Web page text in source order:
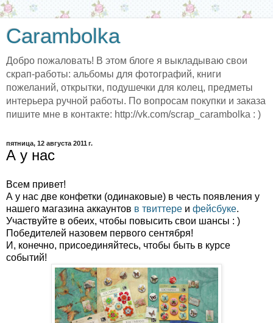
Carambolka
Добро пожаловать! В этом блоге я выкладываю свои
скрап-работы: альбомы для фотографий, книги
пожеланий, открытки, подушечки для колец, предметы
интерьера ручной работы. По вопросам покупки и заказа
пишите мне в контакте: http://vk.com/scrap_carambolka : )
пятница, 12 августа 2011 г.
А у нас
Всем привет!
А у нас две конфетки (одинаковые) в честь появления у
нашего магазина аккаунтов в твиттере и фейсбуке.
Участвуйте в обеих, чтобы повысить свои шансы : )
Победителей назовем первого сентября!
И, конечно, присоединяйтесь, чтобы быть в курсе
событий!